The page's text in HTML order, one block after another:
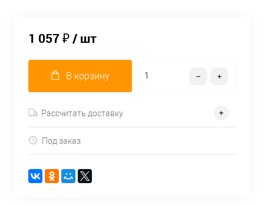
1 057 ₽/ шт
В корзину
Рассчитать доставку
Под заказ